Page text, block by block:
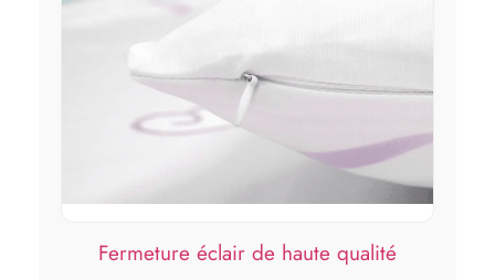
Fermeture éclair de haute qualité